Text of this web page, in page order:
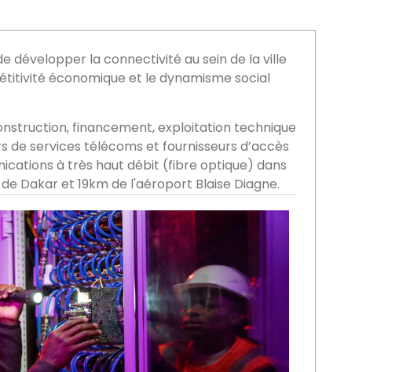
développer la connectivité au sein de la ville
économique et le dynamisme social
financement, exploitation technique
services télécoms et fournisseurs d’accès
à très haut débit (fibre optique) dans
Dakar et 19km de l'aéroport Blaise Diagne.